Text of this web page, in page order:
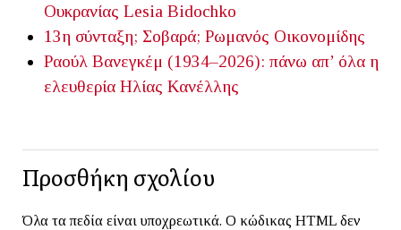
Ουκρανίας Lesia Bidochko
13η σύνταξη; Σοβαρά; Ρωμανός Οικονομίδης
Ραούλ Βανεγκέμ (1934–2026): πάνω απ’ όλα η
ελευθερία Ηλίας Κανέλλης
Προσθήκη σχολίου
Όλα τα πεδία είναι υποχρεωτικά. Ο κώδικας HTML δεν